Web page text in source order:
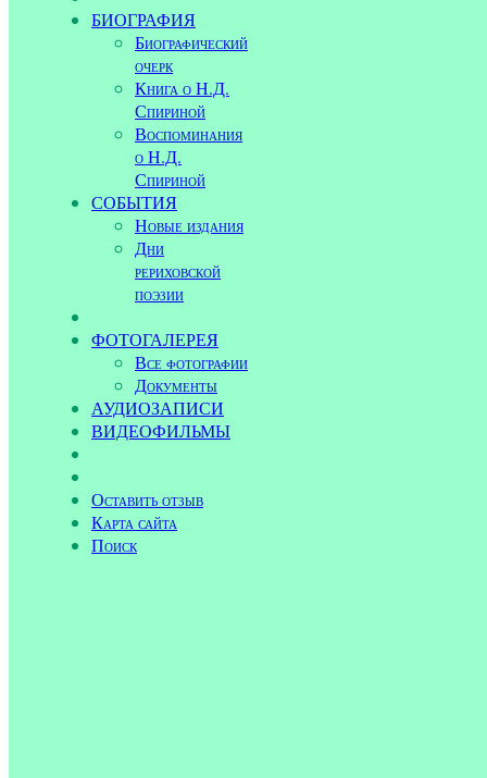
БИОГРАФИЯ
Биографический
очерк
Книга о Н.Д.
Спириной
Воспоминания
о Н.Д.
Спириной
СОБЫТИЯ
Новые издания
Дни
рериховской
поэзии
ФОТОГАЛЕРЕЯ
Все фотографии
Документы
АУДИОЗАПИСИ
ВИДЕОФИЛЬМЫ
Оставить отзыв
Карта сайта
Поиск